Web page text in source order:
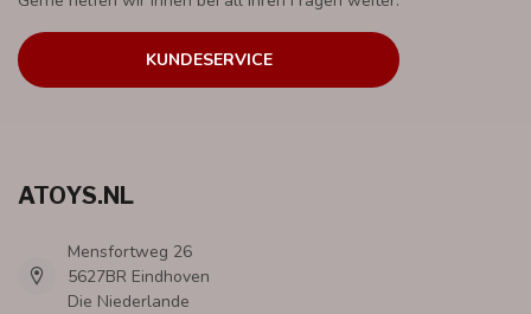
KUNDESERVICE
ATOYS.NL
Mensfortweg 26
5627BR Eindhoven
Die Niederlande